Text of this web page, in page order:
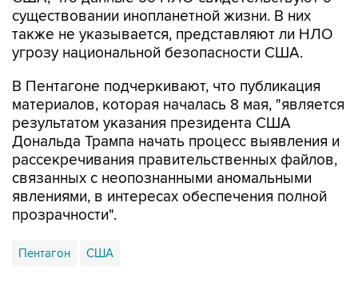
угрозу национальной безопасности США.
В Пентагоне подчеркивают, что публикация
результатом указания президента США
Дональда Трампа начать процесс выявления и
рассекречивания правительственных файлов,
связанных с неопознанными аномальными
явлениями, в интересах обеспечения полной
прозрачности".
Пентагон США